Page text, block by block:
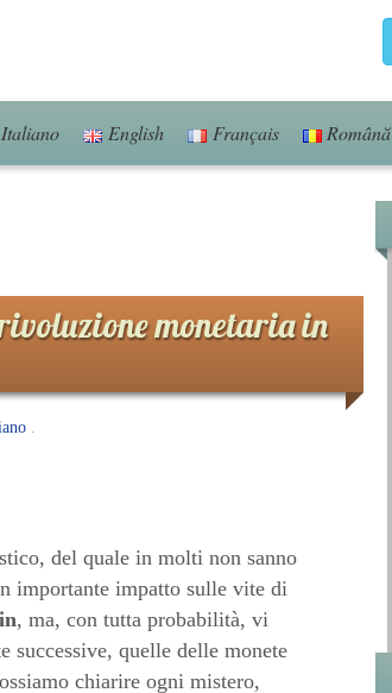
Italiano English Français Română
monetaria in
.
del quale in molti non sanno
importante impatto sulle vite di
, ma, con tutta probabilità, vi
successive, quelle delle monete
chiarire ogni mistero,